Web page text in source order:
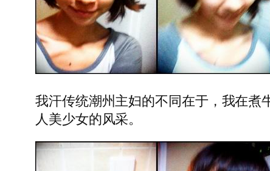
我汗传统潮州主妇的不同在于，我在
人美少女的风采。